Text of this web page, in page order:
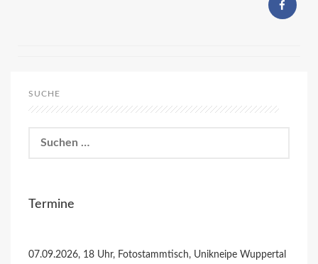
SUCHE
nach:
Termine
07.09.2026, 18 Uhr, Fotostammtisch, Unikneipe Wuppertal